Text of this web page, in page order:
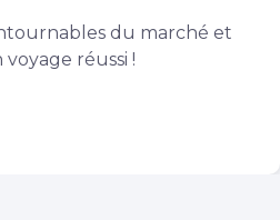
du marché et
réussi !